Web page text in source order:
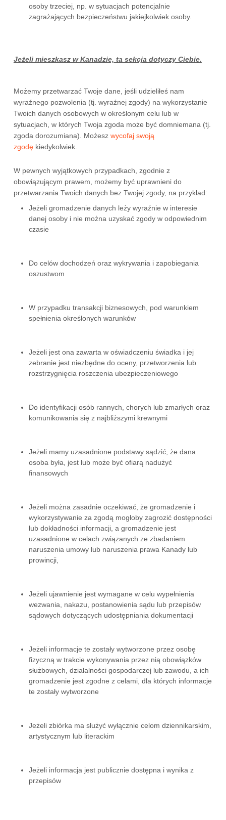
osoby trzeciej, np. w sytuacjach potencjalnie
zagrażających bezpieczeństwu jakiejkolwiek osoby.
Jeżeli mieszkasz w Kanadzie, ta sekcja dotyczy Ciebie.
Możemy przetwarzać Twoje dane, jeśli udzieliłeś nam
wyraźnego pozwolenia (tj. wyraźnej zgody) na wykorzystanie
Twoich danych osobowych w określonym celu lub w
sytuacjach, w których Twoja zgoda może być domniemana (tj.
zgoda dorozumiana). Możesz wycofaj swoją
zgodękiedykolwiek.
W pewnych wyjątkowych przypadkach, zgodnie z
obowiązującym prawem, możemy być uprawnieni do
przetwarzania Twoich danych bez Twojej zgody, na przykład:
Jeżeli gromadzenie danych leży wyraźnie w interesie
danej osoby i nie można uzyskać zgody w odpowiednim
czasie
Do celów dochodzeń oraz wykrywania i zapobiegania
oszustwom
W przypadku transakcji biznesowych, pod warunkiem
spełnienia określonych warunków
Jeżeli jest ona zawarta w oświadczeniu świadka i jej
zebranie jest niezbędne do oceny, przetworzenia lub
rozstrzygnięcia roszczenia ubezpieczeniowego
Do identyfikacji osób rannych, chorych lub zmarłych oraz
komunikowania się z najbliższymi krewnymi
Jeżeli mamy uzasadnione podstawy sądzić, że dana
osoba była, jest lub może być ofiarą nadużyć
finansowych
Jeżeli można zasadnie oczekiwać, że gromadzenie i
wykorzystywanie za zgodą mogłoby zagrozić dostępności
lub dokładności informacji, a gromadzenie jest
uzasadnione w celach związanych ze zbadaniem
naruszenia umowy lub naruszenia prawa Kanady lub
prowincji,
Jeżeli ujawnienie jest wymagane w celu wypełnienia
wezwania, nakazu, postanowienia sądu lub przepisów
sądowych dotyczących udostępniania dokumentacji
Jeżeli informacje te zostały wytworzone przez osobę
fizyczną w trakcie wykonywania przez nią obowiązków
służbowych, działalności gospodarczej lub zawodu, a ich
gromadzenie jest zgodne z celami, dla których informacje
te zostały wytworzone
Jeżeli zbiórka ma służyć wyłącznie celom dziennikarskim,
artystycznym lub literackim
Jeżeli informacja jest publicznie dostępna i wynika z
przepisów